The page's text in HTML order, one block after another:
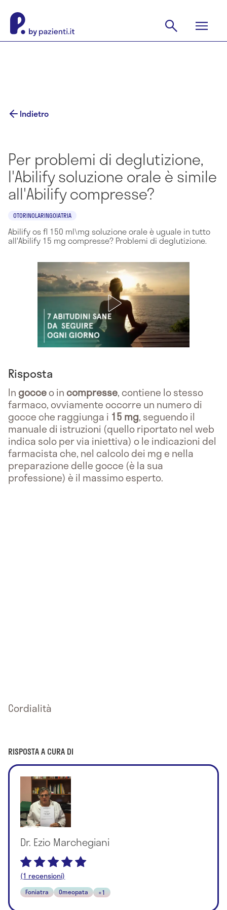
Indietro
Per problemi di deglutizione,
l'Abilify soluzione orale è simile
all'Abilify compresse?
OTORINOLARINGOIATRIA
Abilify os fl 150 ml\mg soluzione orale è uguale in tutto
all'Abilify 15 mg compresse? Problemi di deglutizione.
Risposta
Ingocceo incompresse, contiene lo stesso
farmaco, ovviamente occorre un numero di
gocce che raggiunga i 15 mg, seguendo il
manuale di istruzioni (quello riportato nel web
indica solo per via iniettiva) o le indicazioni del
farmacista che, nel calcolo dei mg e nella
preparazione delle gocce (è la sua
professione) è il massimo esperto.
Cordialità
RISPOSTA A CURA DI
Dr. Ezio Marchegiani
(1 recensioni)
Foniatra Omeopata +1